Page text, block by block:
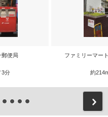
郵便局
3分
ファミリーマー
約